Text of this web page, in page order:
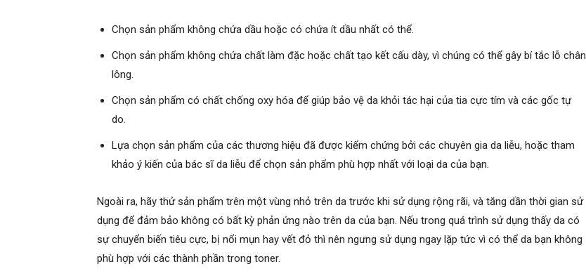
Chọn sản phẩm không chứa dầu hoặc có chứa ít dầu nhất có thể.
Chọn sản phẩm không chứa chất làm đặc hoặc chất tạo kết cấu dày, vì chúng có thể gây bí tắc lỗ chân
lông.
Chọn sản phẩm có chất chống oxy hóa để giúp bảo vệ da khỏi tác hại của tia cực tím và các gốc tự
do.
Lựa chọn sản phẩm của các thương hiệu đã được kiểm chứng bởi các chuyên gia da liễu, hoặc tham
khảo ý kiến của bác sĩ da liễu để chọn sản phẩm phù hợp nhất với loại da của bạn.
Ngoài ra, hãy thử sản phẩm trên một vùng nhỏ trên da trước khi sử dụng rộng rãi, và tăng dần thời gian sử
dụng để đảm bảo không có bất kỳ phản ứng nào trên da của bạn. Nếu trong quá trình sử dụng thấy da có
sự chuyển biến tiêu cực, bị nổi mụn hay vết đỏ thì nên ngưng sử dụng ngay lặp tức vì có thể da bạn không
phù hợp với các thành phần trong toner.